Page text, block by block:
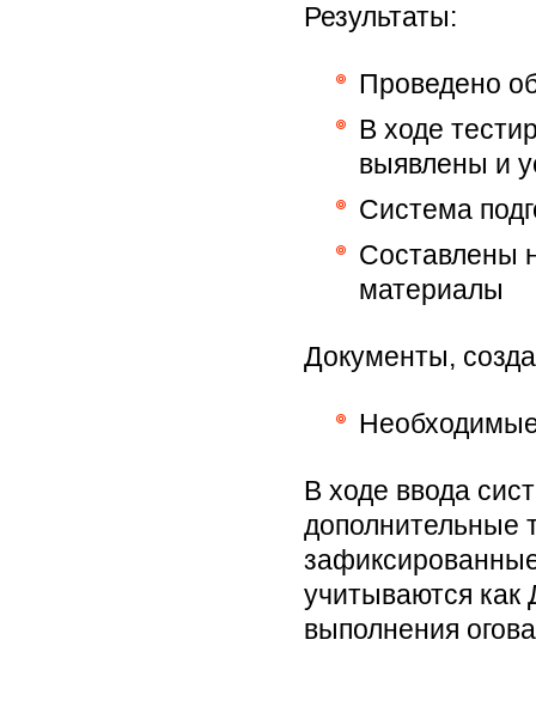
Результаты:
Проведено
В ходе
выявлены и
Система
Составлены
материалы
Документы,
В ходе ввода
дополнительные
учитываются как
выполнения